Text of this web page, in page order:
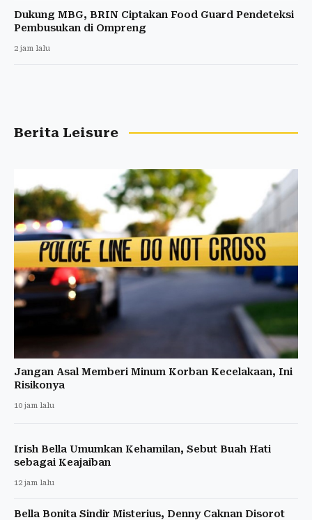
Dukung MBG, BRIN Ciptakan Food Guard Pendeteksi
Pembusukan di Ompreng
2 jam lalu
Berita Leisure
Jangan Asal Memberi Minum Korban Kecelakaan, Ini
Risikonya
10 jam lalu
Irish Bella Umumkan Kehamilan, Sebut Buah Hati
sebagai Keajaiban
12 jam lalu
Bella Bonita Sindir Misterius, Denny Caknan Disorot